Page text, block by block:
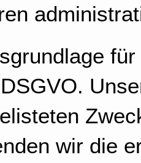
wir die